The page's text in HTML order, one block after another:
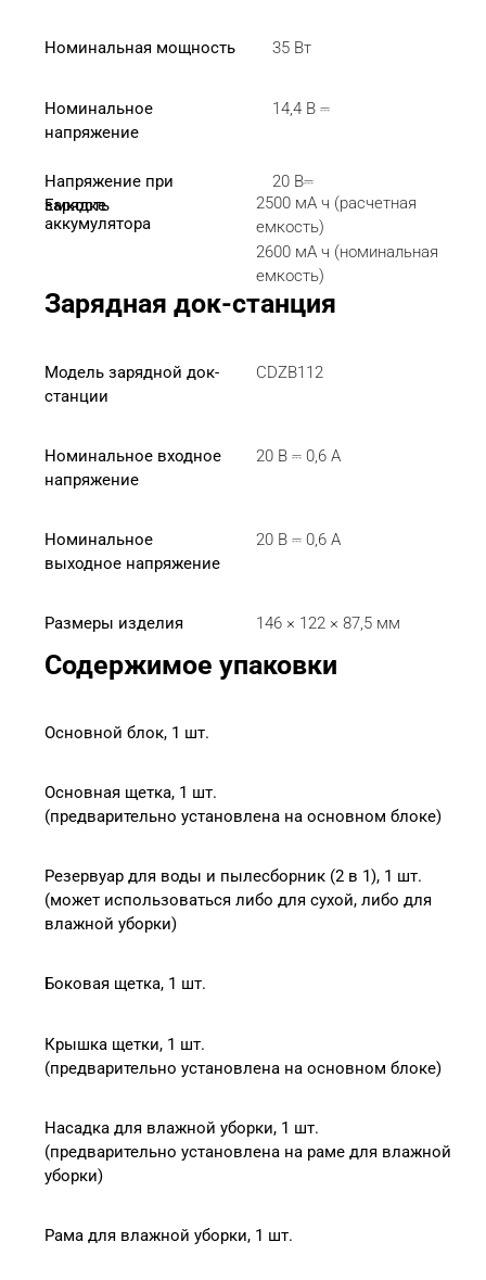
Номинальная мощность 35 Вт
Номинальное
напряжение
14,4 В ⎓
Напряжение при
зарядке
20 В⎓
Емкость
аккумулятора
2500 мА ч (расчетная
емкость)
2600 мА ч (номинальная
емкость)
Зарядная док-станция
Модель зарядной док-
станции
CDZB112
Номинальное входное
напряжение
20 В ⎓ 0,6 A
Номинальное
выходное напряжение
20 В ⎓ 0,6 A
Размеры изделия 146 × 122 × 87,5 мм
Содержимое упаковки
Основной блок, 1 шт.
Основная щетка, 1 шт.
(предварительно установлена на основном блоке)
Резервуар для воды и пылесборник (2 в 1), 1 шт.
(может использоваться либо для сухой, либо для
влажной уборки)
Боковая щетка, 1 шт.
Крышка щетки, 1 шт.
(предварительно установлена на основном блоке)
Насадка для влажной уборки, 1 шт.
(предварительно установлена на раме для влажной
уборки)
Рама для влажной уборки, 1 шт.